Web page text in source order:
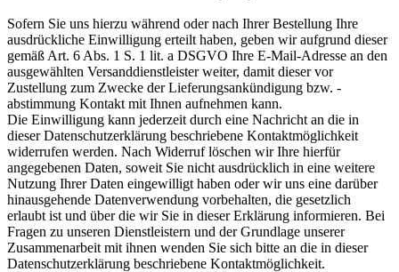
Sofern Sie uns hierzu während oder nach Ihrer Bestellung Ihre
ausdrückliche Einwilligung erteilt haben, geben wir aufgrund dieser
gemäß Art. 6 Abs. 1 S. 1 lit. a DSGVO Ihre E-Mail-Adresse an den
ausgewählten Versanddienstleister weiter, damit dieser vor
Zustellung zum Zwecke der Lieferungsankündigung bzw. -
abstimmung Kontakt mit Ihnen aufnehmen kann.
Die Einwilligung kann jederzeit durch eine Nachricht an die in
dieser Datenschutzerklärung beschriebene Kontaktmöglichkeit
widerrufen werden. Nach Widerruf löschen wir Ihre hierfür
angegebenen Daten, soweit Sie nicht ausdrücklich in eine weitere
Nutzung Ihrer Daten eingewilligt haben oder wir uns eine darüber
hinausgehende Datenverwendung vorbehalten, die gesetzlich
erlaubt ist und über die wir Sie in dieser Erklärung informieren. Bei
Fragen zu unseren Dienstleistern und der Grundlage unserer
Zusammenarbeit mit ihnen wenden Sie sich bitte an die in dieser
Datenschutzerklärung beschriebene Kontaktmöglichkeit.